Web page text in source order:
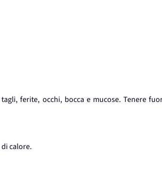
ferite, occhi, bocca e mucose. Tenere
calore.